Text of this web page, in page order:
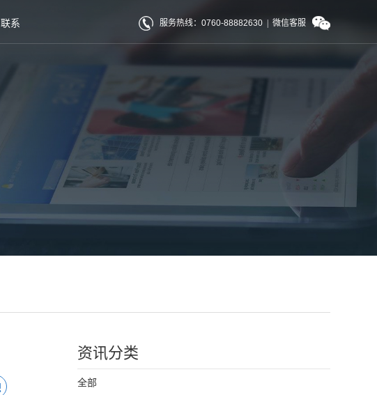
联系 服务热线：0760-88882630 微信客服
资讯分类
全部